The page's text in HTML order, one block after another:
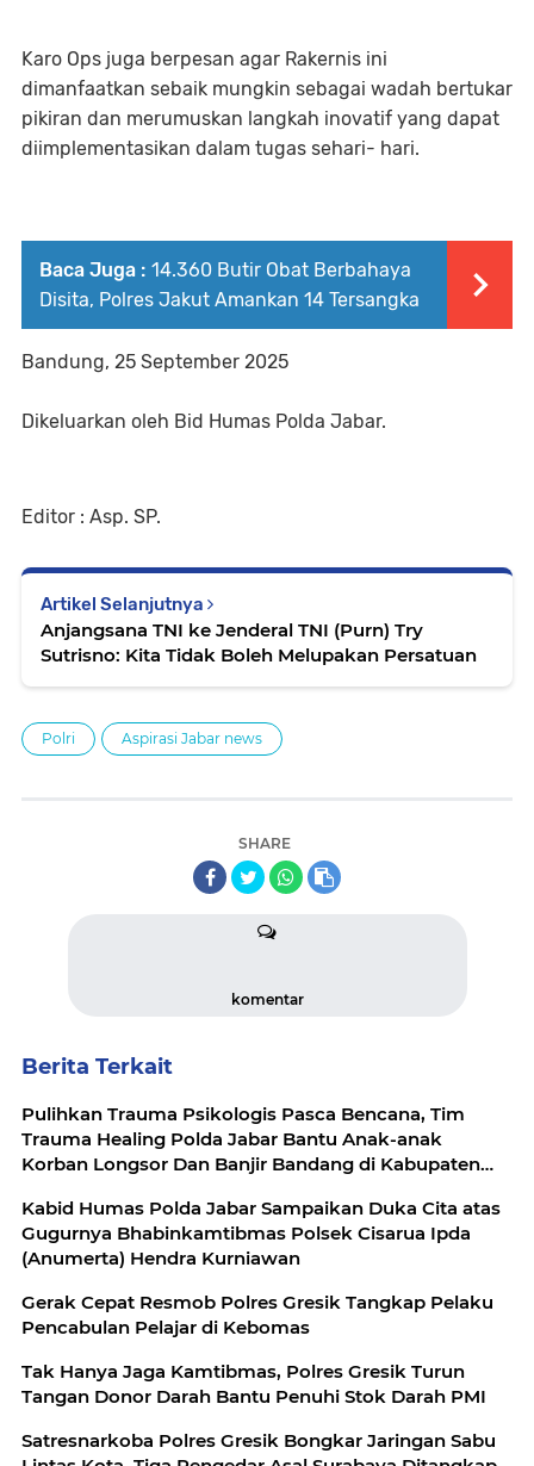
Karo Ops juga berpesan agar Rakernis ini
dimanfaatkan sebaik mungkin sebagai wadah bertukar
pikiran dan merumuskan langkah inovatif yang dapat
diimplementasikan dalam tugas sehari- hari.
Baca Juga : 14.360 Butir Obat Berbahaya
Disita, Polres Jakut Amankan 14 Tersangka
Bandung, 25 September 2025
Dikeluarkan oleh Bid Humas Polda Jabar.
Editor : Asp. SP.
Artikel Selanjutnya
Anjangsana TNI ke Jenderal TNI (Purn) Try
Sutrisno: Kita Tidak Boleh Melupakan Persatuan
Polri Aspirasi Jabar news
SHARE
komentar
Berita Terkait
Pulihkan Trauma Psikologis Pasca Bencana, Tim
Trauma Healing Polda Jabar Bantu Anak-anak
Korban Longsor Dan Banjir Bandang di Kabupaten
Kabid Humas Polda Jabar Sampaikan Duka Cita atas
Gugurnya Bhabinkamtibmas Polsek Cisarua Ipda
(Anumerta) Hendra Kurniawan
Gerak Cepat Resmob Polres Gresik Tangkap Pelaku
Pencabulan Pelajar di Kebomas
Tak Hanya Jaga Kamtibmas, Polres Gresik Turun
Tangan Donor Darah Bantu Penuhi Stok Darah PMI
Satresnarkoba Polres Gresik Bongkar Jaringan Sabu